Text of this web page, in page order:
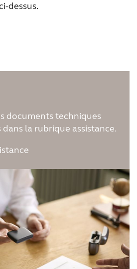
dessus.
documents techniques
la rubrique assistance.